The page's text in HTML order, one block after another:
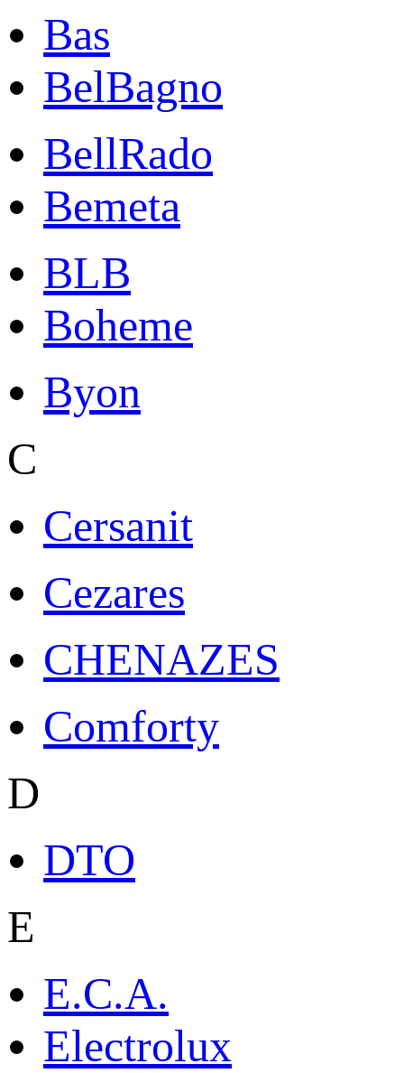
Bas
BelBagno
BellRado
Bemeta
BLB
Boheme
Byon
C
Cersanit
Cezares
CHENAZES
Comforty
D
DTO
E
E.C.A.
Electrolux